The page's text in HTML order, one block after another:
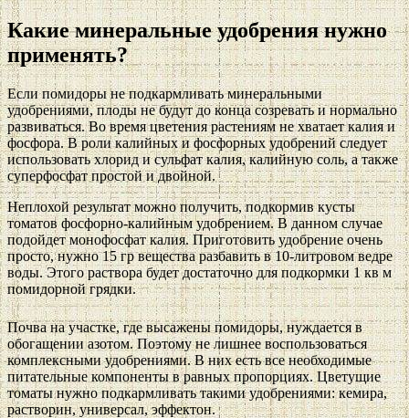
Какие минеральные удобрения нужно
применять?
Если помидоры не подкармливать минеральными
удобрениями, плоды не будут до конца созревать и нормально
развиваться. Во время цветения растениям не хватает калия и
фосфора. В роли калийных и фосфорных удобрений следует
использовать хлорид и сульфат калия, калийную соль, а также
суперфосфат простой и двойной.
Неплохой результат можно получить, подкормив кусты
томатов фосфорно-калийным удобрением. В данном случае
подойдет монофосфат калия. Приготовить удобрение очень
просто, нужно 15 гр вещества разбавить в 10-литровом ведре
воды. Этого раствора будет достаточно для подкормки 1 кв м
помидорной грядки.
Почва на участке, где высажены помидоры, нуждается в
обогащении азотом. Поэтому не лишнее воспользоваться
комплексными удобрениями. В них есть все необходимые
питательные компоненты в равных пропорциях. Цветущие
томаты нужно подкармливать такими удобрениями: кемира,
растворин, универсал, эффектон.